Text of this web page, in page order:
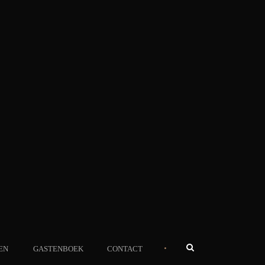
GASTENBOEK CONTACT •